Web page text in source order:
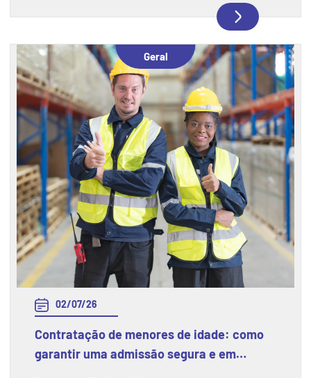
E, cada vez mais, também estão entre os fatores
que afetam a saúde mental e o desempenho das
pessoas dentro das empresas.
Geral
02/07/26
Contratação de menores de idade: como
garantir uma admissão segura e em